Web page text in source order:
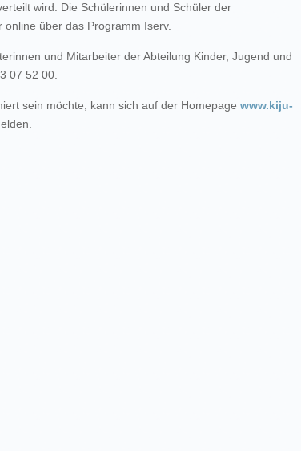
wird. Die Schülerinnen und Schüler der
über das Programm Iserv.
und Mitarbeiter der Abteilung Kinder, Jugend und
07 52 00.
sein möchte, kann sich auf der Homepage www.kiju-